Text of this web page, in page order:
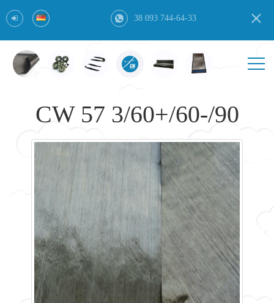
38 093 744-64-33
CW 57 3/60+/60-/90